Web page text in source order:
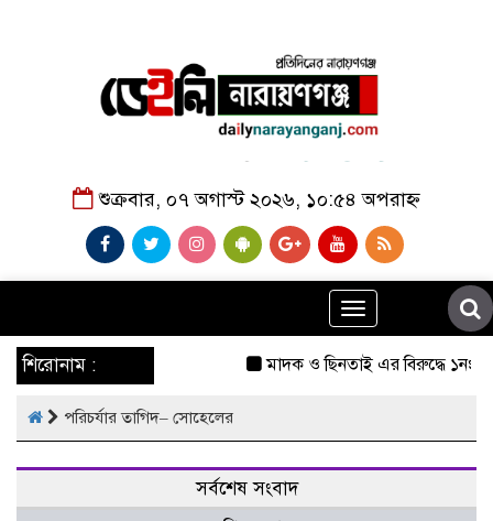
শুক্রবার, ০৭ অগাস্ট ২০২৬, ১০:৫৪ অপরাহ্ন
Toggle
navigation
শিরোনাম : মাদক ও ছিনতাই এর বিরুদ্ধে ১নং
পরিচর্যার তাগিদ– সোহেলের
সর্বশেষ সংবাদ